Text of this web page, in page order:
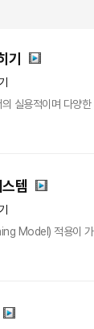
기
실용적이며 다양
템
Model) 적용이